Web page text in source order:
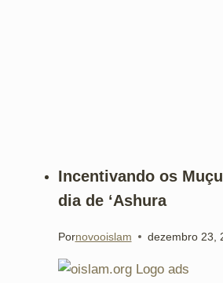
Incentivando os
dia de ‘Ashura
Pornovooislam dezembro 23,